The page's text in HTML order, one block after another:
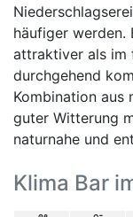
häufiger werden.
attraktiver als im
durchgehend
Kombination aus
guter Witterung
naturnahe und
Klima Bar